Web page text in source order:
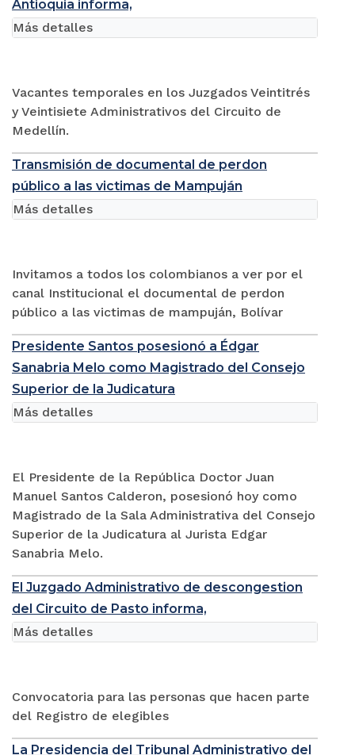
Antioquia informa,
Vacantes temporales en los Juzgados Veintitrés
y Veintisiete Administrativos del Circuito de
Medellín.
Más detalles
Transmisión de documental de perdon
público a las victimas de Mampuján
Invitamos a todos los colombianos a ver por el
canal Institucional el documental de perdon
público a las victimas de mampuján, Bolívar
Más detalles
Presidente Santos posesionó a Édgar
Sanabria Melo como Magistrado del Consejo
Superior de la Judicatura
El Presidente de la República Doctor Juan
Manuel Santos Calderon, posesionó hoy como
Magistrado de la Sala Administrativa del Consejo
Superior de la Judicatura al Jurista Edgar
Sanabria Melo.
Más detalles
El Juzgado Administrativo de descongestion
del Circuito de Pasto informa,
Convocatoria para las personas que hacen parte
del Registro de elegibles
Más detalles
La Presidencia del Tribunal Administrativo del